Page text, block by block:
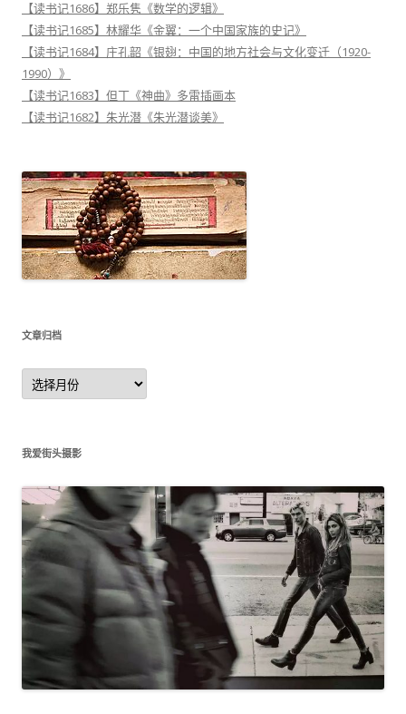
【读书记1686】郑乐隽《数学的逻辑》
【读书记1685】林耀华《金翼：一个中国家族的史记》
【读书记1684】庄孔韶《银翅：中国的地方社会与文化变迁（1920-
1990）》
【读书记1683】但丁《神曲》多雷插画本
【读书记1682】朱光潜《朱光潜谈美》
文章归档
文
章
归
我爱街头摄影